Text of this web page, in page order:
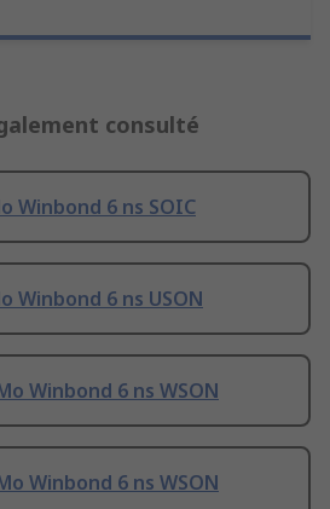
consulté
Winbond 6 ns SOIC
Winbond 6 ns USON
Winbond 6 ns WSON
Winbond 6 ns WSON